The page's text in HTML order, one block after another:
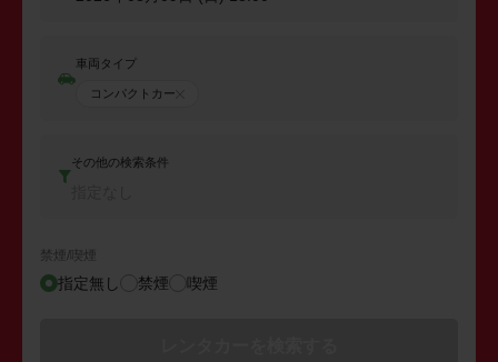
車両タイプ
コンパクトカー
その他の検索条件
禁煙/喫煙
指定無し 禁煙 喫煙